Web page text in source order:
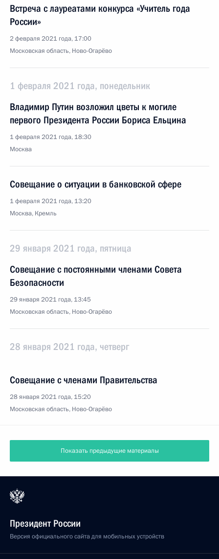
Встреча с лауреатами конкурса «Учитель года
России»
2 февраля 2021 года, 17:00
Московская область, Ново-Огарёво
1 февраля 2021 года, понедельник
Владимир Путин возложил цветы к могиле
первого Президента России Бориса Ельцина
1 февраля 2021 года, 18:30
Москва
Совещание о ситуации в банковской сфере
1 февраля 2021 года, 13:20
Москва, Кремль
29 января 2021 года, пятница
Совещание с постоянными членами Совета
Безопасности
29 января 2021 года, 13:45
Московская область, Ново-Огарёво
28 января 2021 года, четверг
Совещание с членами Правительства
28 января 2021 года, 15:20
Московская область, Ново-Огарёво
Показать предыдущие материалы
Президент России
Версия официального сайта для мобильных устройств